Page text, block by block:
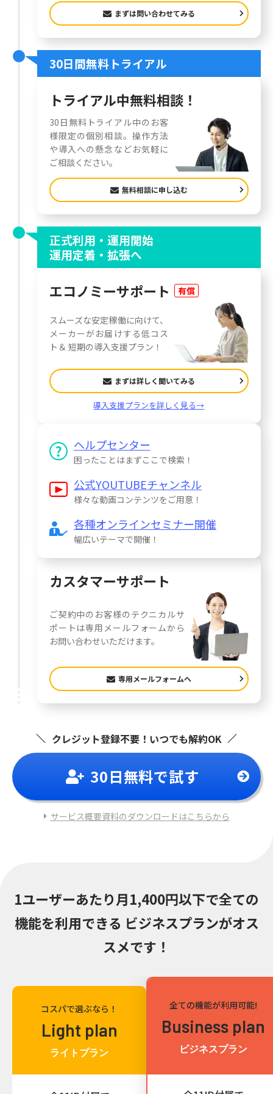
まずは問い合わせてみる
30日間無料トライアル
トライアル中無料相談！
30日無料トライアル中のお客
様限定の個別相談。操作方法
や導入への懸念などお気軽に
ご相談ください。
無料相談に申し込む
正式利用・運用開始
運用定着・拡張へ
エコノミーサポート 有償
スムーズな安定稼働に向けて、
メーカーがお届けする低コス
ト＆ 短期の導入支援プラン！
まずは詳しく聞いてみる
導入支援プランを詳しく見る→
カスタマーサポート
ご契約中のお客様のテクニカルサ
ポートは専用メールフォームから
お問い合わせいただけます。
専用メールフォームへ
ヘルプセンター
困ったことはまずここで検索！
公式YOUTUBEチャンネル
様々な動画コンテンツをご用意！
各種オンラインセミナー開催
幅広いテーマで開催！
クレジット登録不要！いつでも解約OK
30日無料で試す
サービス概要資料のダウンロードはこちらから
1ユーザーあたり月1,400円以下で全ての
機能を利用できる ビジネスプランがオス
スメです！
コスパで選ぶなら！
Light plan
ライトプラン
全ての機能が利用可能!
Business plan
ビジネスプラン